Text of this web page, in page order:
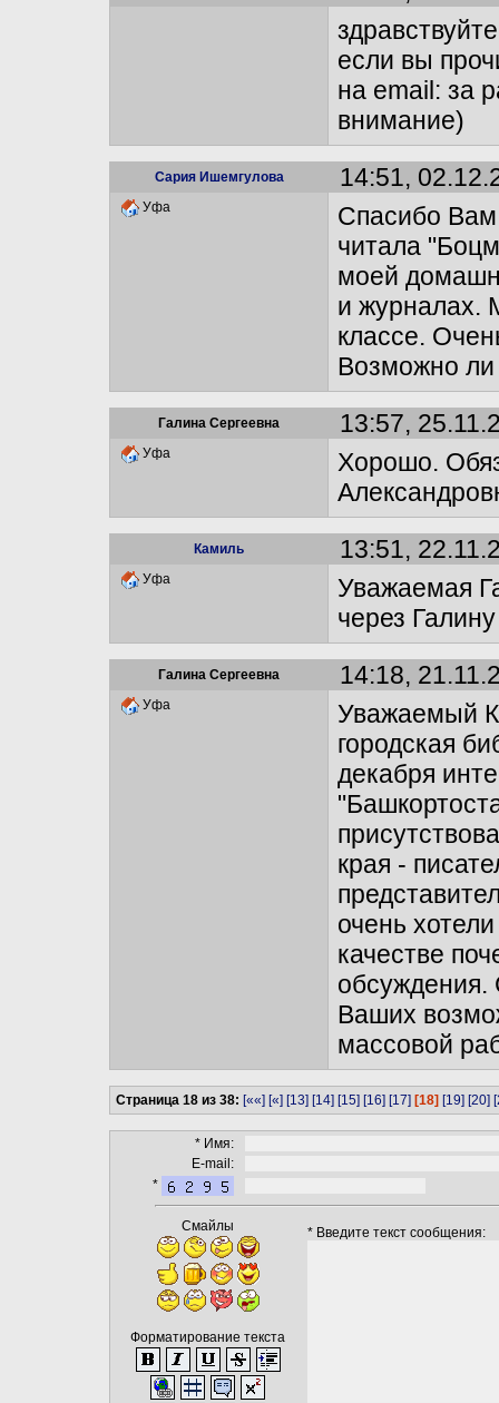
если вы
на email: за
внимание)
Сария Ишемгулова 14:51,
Уфа
Спасибо Вам
читала
моей
и журналах.
классе.
Возможно ли
Галина Сергеевна 13:57,
Уфа
Хорошо.
Камиль 13:51,
Уфа
Уважаемая
через
Галина Сергеевна 14:18,
Уфа
Уважаемый
городская
декабря
края -
очень
качестве
обсуждения.
Ваших
массовой
Страница 18 из 38: [««] [«] [13] [14] [15] [16] [17] [18] [19] [20]
* Имя:
E-mail:
*
Смайлы
Форматирование текста
* Введите текст сообщения: